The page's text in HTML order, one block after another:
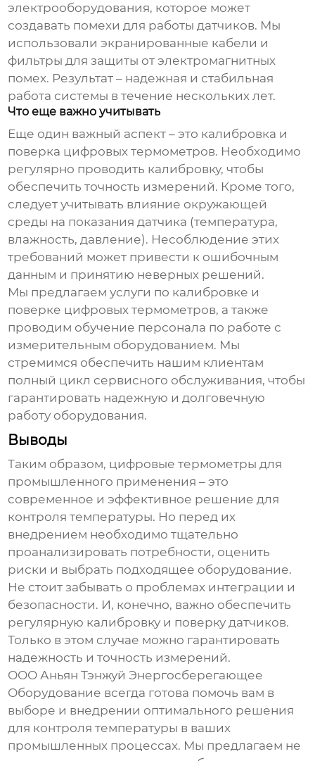
электрооборудования, которое может
создавать помехи для работы датчиков. Мы
использовали экранированные кабели и
фильтры для защиты от электромагнитных
помех. Результат – надежная и стабильная
работа системы в течение нескольких лет.
Что еще важно учитывать
Еще один важный аспект – это калибровка и
поверка цифровых термометров. Необходимо
регулярно проводить калибровку, чтобы
обеспечить точность измерений. Кроме того,
следует учитывать влияние окружающей
среды на показания датчика (температура,
влажность, давление). Несоблюдение этих
требований может привести к ошибочным
данным и принятию неверных решений.
Мы предлагаем услуги по калибровке и
поверке цифровых термометров, а также
проводим обучение персонала по работе с
измерительным оборудованием. Мы
стремимся обеспечить нашим клиентам
полный цикл сервисного обслуживания, чтобы
гарантировать надежную и долговечную
работу оборудования.
Выводы
Таким образом, цифровые термометры для
промышленного применения – это
современное и эффективное решение для
контроля температуры. Но перед их
внедрением необходимо тщательно
проанализировать потребности, оценить
риски и выбрать подходящее оборудование.
Не стоит забывать о проблемах интеграции и
безопасности. И, конечно, важно обеспечить
регулярную калибровку и поверку датчиков.
Только в этом случае можно гарантировать
надежность и точность измерений.
ООО Аньян Тэнжуй Энергосберегающее
Оборудование всегда готова помочь вам в
выборе и внедрении оптимального решения
для контроля температуры в ваших
промышленных процессах. Мы предлагаем не